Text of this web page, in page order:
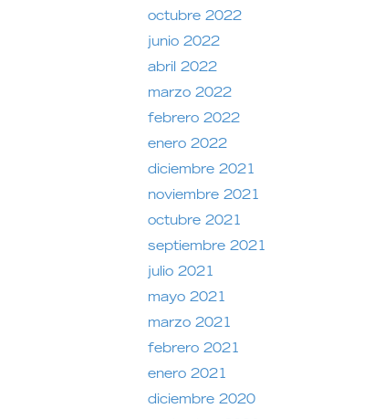
octubre 2022
junio 2022
abril 2022
marzo 2022
febrero 2022
enero 2022
diciembre 2021
noviembre 2021
octubre 2021
septiembre 2021
julio 2021
mayo 2021
marzo 2021
febrero 2021
enero 2021
diciembre 2020